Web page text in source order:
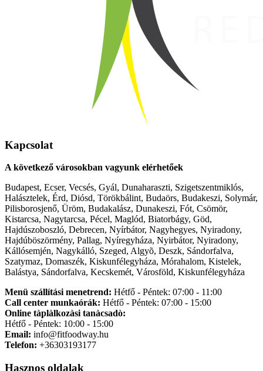
Kapcsolat
A következő városokban vagyunk elérhetőek
Budapest, Ecser, Vecsés, Gyál, Dunaharaszti, Szigetszentmiklós,
Halásztelek, Érd, Diósd, Törökbálint, Budaörs, Budakeszi, Solymár,
Pilisborosjenő, Üröm, Budakalász, Dunakeszi, Fót, Csömör,
Kistarcsa, Nagytarcsa, Pécel, Maglód, Biatorbágy, Göd,
Hajdúszoboszló, Debrecen, Nyírbátor, Nagyhegyes, Nyiradony,
Hajdúböszörmény, Pallag, Nyíregyháza, Nyirbátor, Nyiradony,
Kállósemjén, Nagykálló, Szeged, Algyõ, Deszk, Sándorfalva,
Szatymaz, Domaszék, Kiskunfélegyháza, Mórahalom, Kistelek,
Balástya, Sándorfalva, Kecskemét, Városföld, Kiskunfélegyháza
Menü szállítási menetrend: Hétfő - Péntek: 07:00 - 11:00
Call center munkaórák: Hétfő - Péntek: 07:00 - 15:00
Online tàplàlkozàsi tanàcsadò:
Hétfő - Péntek: 10:00 - 15:00
Email: info@fitfoodway.hu
Telefon: +36303193177
Hasznos oldalak